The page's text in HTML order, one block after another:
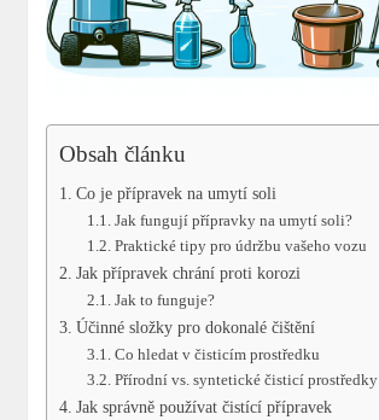
Obsah článku
Co je přípravek na umytí soli
Jak fungují přípravky na umytí soli?
Praktické tipy pro údržbu vašeho vozu
Jak přípravek chrání proti korozi
Jak to funguje?
Účinné složky pro dokonalé čištění
Co hledat v čisticím prostředku
Přírodní vs. syntetické čisticí prostředky
Jak správně používat čistící přípravek